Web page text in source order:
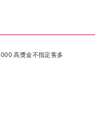
高獎金不指定客多